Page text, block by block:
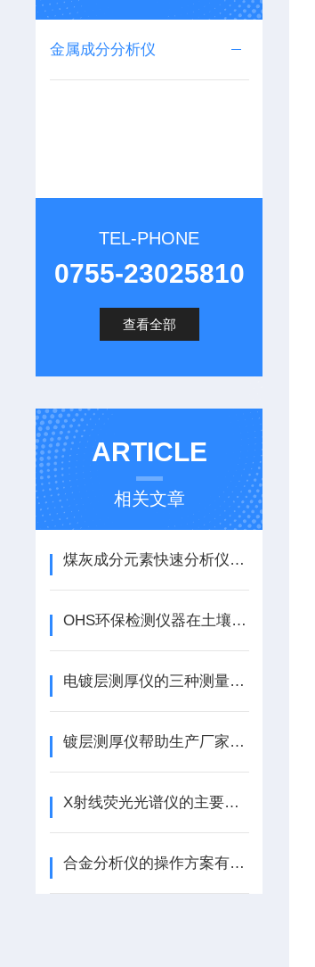
金属成分分析仪
TEL-PHONE
0755-23025810
查看全部
ARTICLE
相关文章
煤灰成分元素快速分析仪的“寿命管理”
OHS环保检测仪器在土壤污染评估中的应用
电镀层测厚仪的三种测量原理介绍
镀层测厚仪帮助生产厂家实时监测涂层厚度
X射线荧光光谱仪的主要组件应该怎样去选择？
合金分析仪的操作方案有哪些？